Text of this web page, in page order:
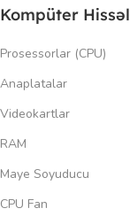
Kompüter
Prosessorlar (CPU)
Anaplatalar
Videokartlar
RAM
Maye Soyuducu
CPU Fan